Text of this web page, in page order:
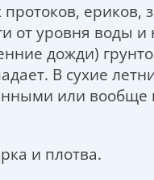
уровня воды
дожди)
В сухие
или вообще
и плотва.